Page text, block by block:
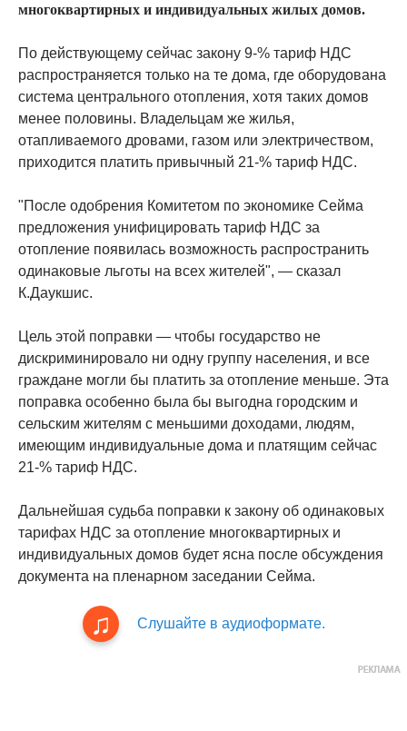
многоквартирных и индивидуальных жилых домов.
По действующему сейчас закону 9-% тариф НДС
распространяется только на те дома, где оборудована
система центрального отопления, хотя таких домов
менее половины. Владельцам же жилья,
отапливаемого дровами, газом или электричеством,
приходится платить привычный 21-% тариф НДС.
"После одобрения Комитетом по экономике Сейма
предложения унифицировать тариф НДС за
отопление появилась возможность распространить
одинаковые льготы на всех жителей", — сказал
К.Даукшис.
Цель этой поправки — чтобы государство не
дискриминировало ни одну группу населения, и все
граждане могли бы платить за отопление меньше. Эта
поправка особенно была бы выгодна городским и
сельским жителям с меньшими доходами, людям,
имеющим индивидуальные дома и платящим сейчас
21-% тариф НДС.
Дальнейшая судьба поправки к закону об одинаковых
тарифах НДС за отопление многоквартирных и
индивидуальных домов будет ясна после обсуждения
документа на пленарном заседании Сейма.
Слушайте в аудиоформате.